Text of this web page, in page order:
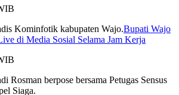
Bupati Wajo
di Media Sosial Selama Jam Kerja